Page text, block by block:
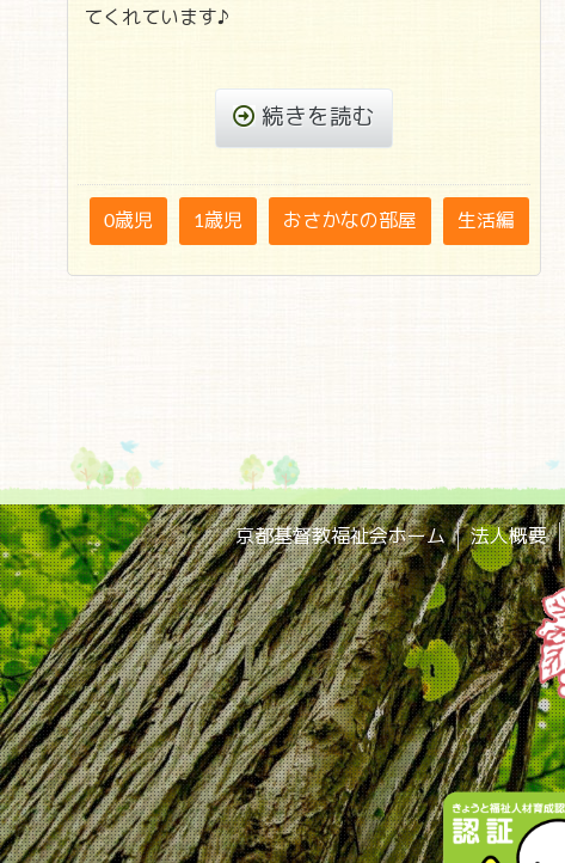
てくれています♪
続きを読む
0歳児 1歳児 おさかなの部屋 生活編
京都基督教福祉会ホーム 法人概要